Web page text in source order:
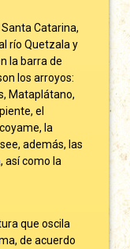
Catarina,
río Quetzala y
la barra de
los arroyos:
Mataplátano,
el
la
además, las
así como la
que oscila
de acuerdo